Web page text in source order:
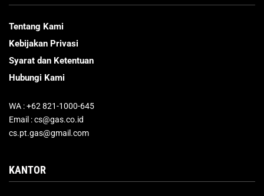
Tentang Kami
Kebijakan Privasi
Syarat dan Ketentuan
Hubungi Kami
WA : +62 821-1000-645
Email : cs@gas.co.id
cs.pt.gas@gmail.com
KANTOR